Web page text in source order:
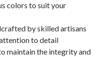
colors to suit your
by skilled artisans
to detail
maintain the integrity and